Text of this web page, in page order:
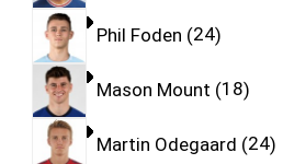
Phil Foden 24
Mason Mount 18
Martin Odegaard 24